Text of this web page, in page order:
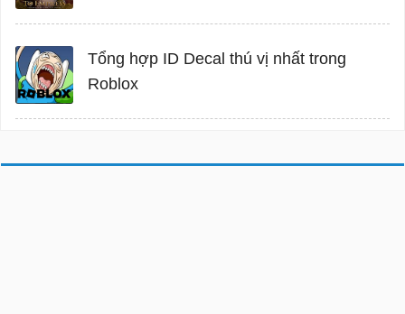
Tổng hợp ID Decal thú vị nhất trong
Roblox